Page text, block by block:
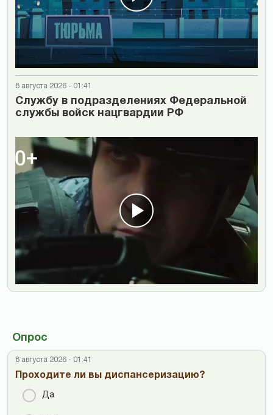
8 августа 2026 - 01:41
Cлужбу в подразделениях Федеральной
службы войск нацгвардии РФ
Опрос
8 августа 2026 - 01:41
Проходите ли вы диспансеризацию?
Да